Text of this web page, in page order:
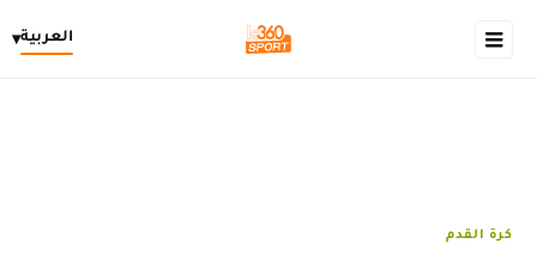
العربية▾
كرة القدم